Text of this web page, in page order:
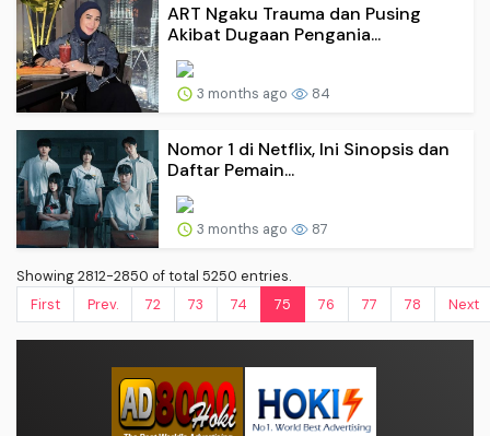
ART Ngaku Trauma dan Pusing
Akibat Dugaan Pengania...
3 months ago 84
Nomor 1 di Netflix, Ini Sinopsis dan
Daftar Pemain...
3 months ago 87
Showing 2812-2850 of total 5250 entries.
First
Prev. 72 73 74 75 76 77 78 Next